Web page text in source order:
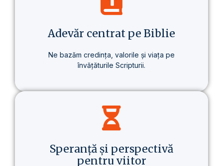
despre un stil de viață care aduce o
schimbare reală – în sănătate, în gândire
Adevăr centrat pe Biblie
Ne bazăm credința, valorile și viața pe
învățăturile Scripturii.
Baza tuturor învățăturilor noastre este
Biblia – prezentată clar, consecvent și pe
înțelesul fiecăruia.
Speranță și perspectivă
pentru viitor